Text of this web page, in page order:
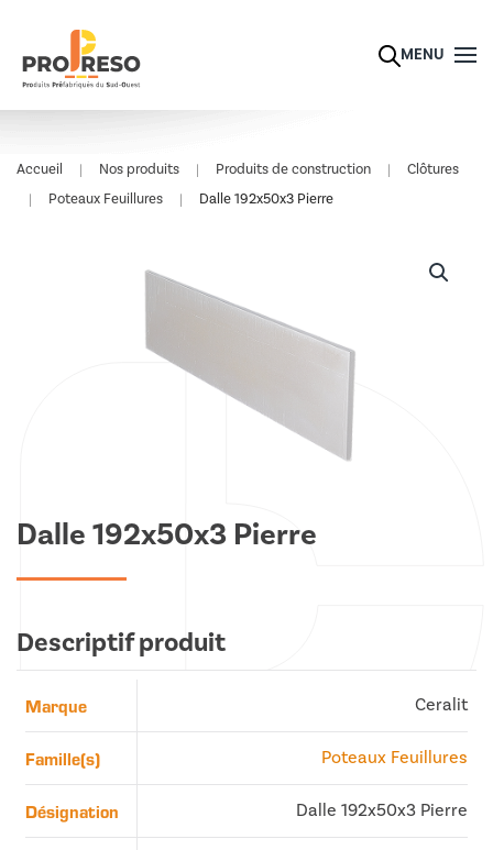
Skip to main content MENU
Accueil Nos produits Produits de construction
Clôtures
Poteaux Feuillures
Dalle 192x50x3 Pierre
Dalle 192x50x3 Pierre
Descriptif produit
Marque Ceralit
Famille(s) Poteaux Feuillures
Désignation Dalle 192x50x3 Pierre